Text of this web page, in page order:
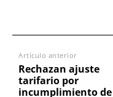
Artículo anterior
Rechazan ajuste
tarifario por
incumplimiento de